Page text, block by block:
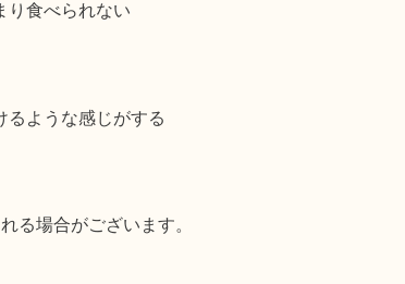
り食べられない
るような感じがする
る場合がございます。